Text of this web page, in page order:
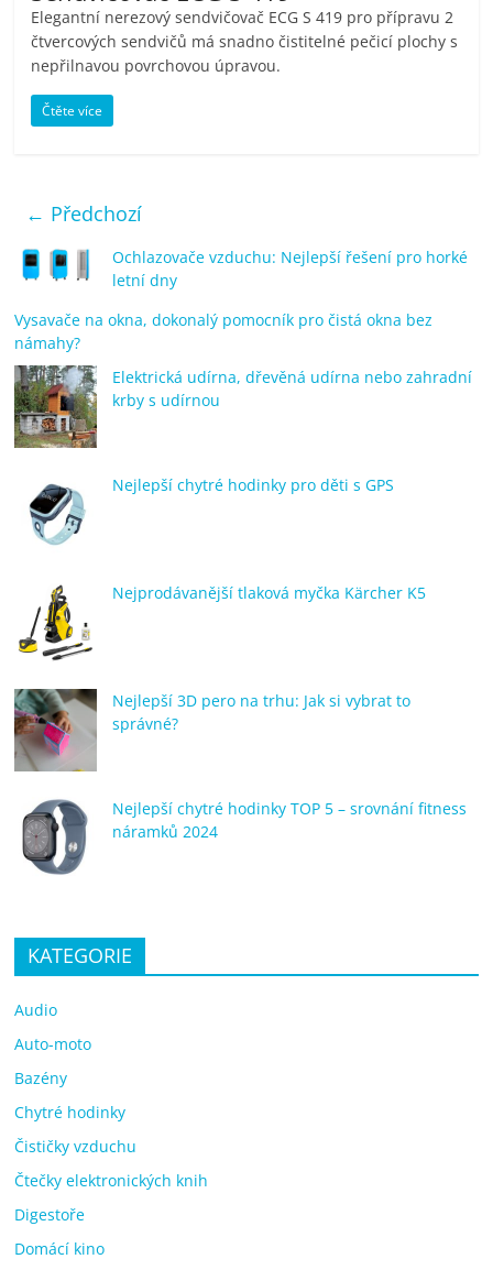
Elegantní nerezový sendvičovač ECG S 419 pro přípravu 2
čtvercových sendvičů má snadno čistitelné pečicí plochy s
nepřilnavou povrchovou úpravou.
Čtěte více
← Předchozí
Ochlazovače vzduchu: Nejlepší řešení pro horké
letní dny
Vysavače na okna, dokonalý pomocník pro čistá okna bez
námahy?
Elektrická udírna, dřevěná udírna nebo zahradní
krby s udírnou
Nejlepší chytré hodinky pro děti s GPS
Nejprodávanější tlaková myčka Kärcher K5
Nejlepší 3D pero na trhu: Jak si vybrat to
správné?
Nejlepší chytré hodinky TOP 5 – srovnání fitness
náramků 2024
KATEGORIE
Audio
Auto-moto
Bazény
Chytré hodinky
Čističky vzduchu
Čtečky elektronických knih
Digestoře
Domácí kino